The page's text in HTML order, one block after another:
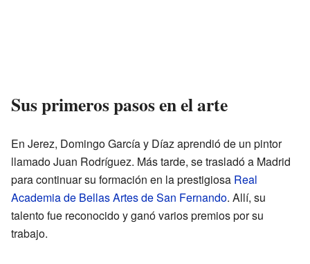
Sus primeros pasos en el arte
En Jerez, Domingo García y Díaz aprendió de un pintor
llamado Juan Rodríguez. Más tarde, se trasladó a Madrid
para continuar su formación en la prestigiosa Real
Academia de Bellas Artes de San Fernando. Allí, su
talento fue reconocido y ganó varios premios por su
trabajo.